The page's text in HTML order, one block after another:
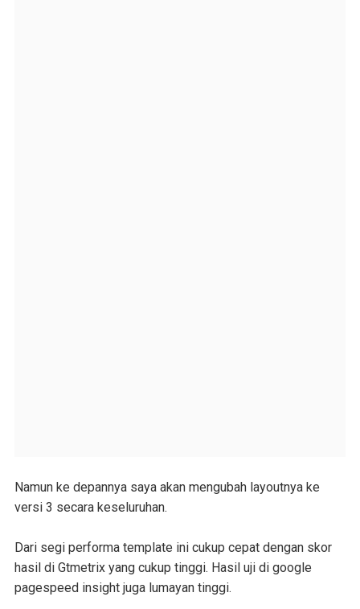
Namun ke depannya saya akan mengubah layoutnya ke
versi 3 secara keseluruhan.
Dari segi performa template ini cukup cepat dengan skor
hasil di Gtmetrix yang cukup tinggi. Hasil uji di google
pagespeed insight juga lumayan tinggi.